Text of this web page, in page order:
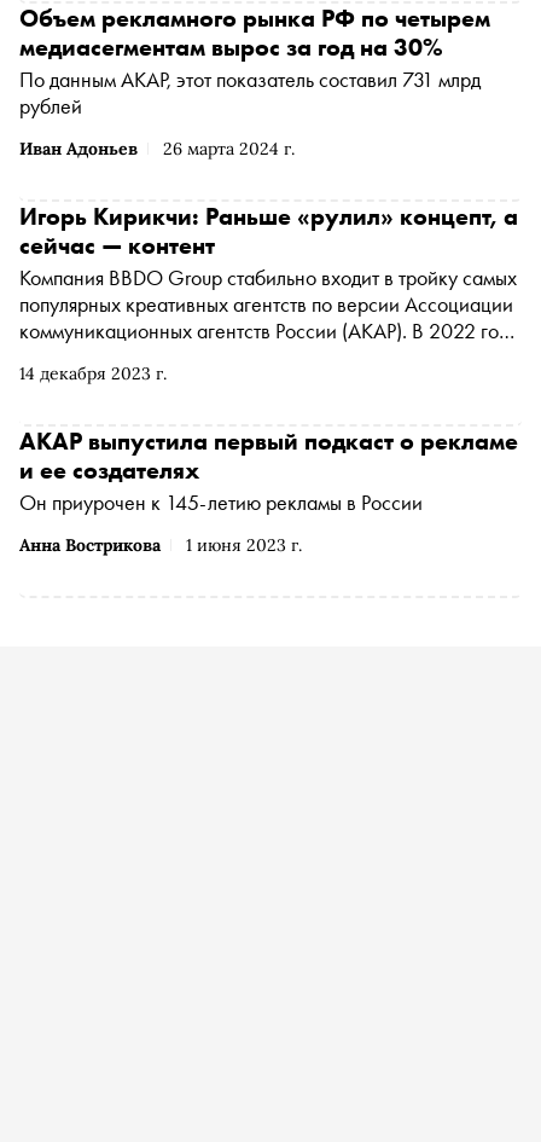
Иван Адоньев 26 марта 2024 г.
Объем рекламного рынка РФ по четырем
медиасегментам вырос за год на 30%
По данным АКАР, этот показатель составил 731 млрд
рублей
14 декабря 2023 г.
Игорь Кирикчи: Раньше «рулил» концепт, а
сейчас — контент
Компания BBDO Group стабильно входит в тройку самых
популярных креативных агентств по версии Ассоциации
коммуникационных агентств России (АКАР). В 2022 году
прежнем режиме. Специально для проекта « Индустрия
Комитета креативных агентств АКАР Игорь Кирикчи
рассказал «Снобу» о локализации и ребрендинге своих
клиентов, участии в креативных фестивалях и «фаст-
фуде» для глаз и ушей
Анна Вострикова 1 июня 2023 г.
АКАР выпустила первый подкаст о рекламе
и ее создателях
Он приурочен к 145-летию рекламы в России